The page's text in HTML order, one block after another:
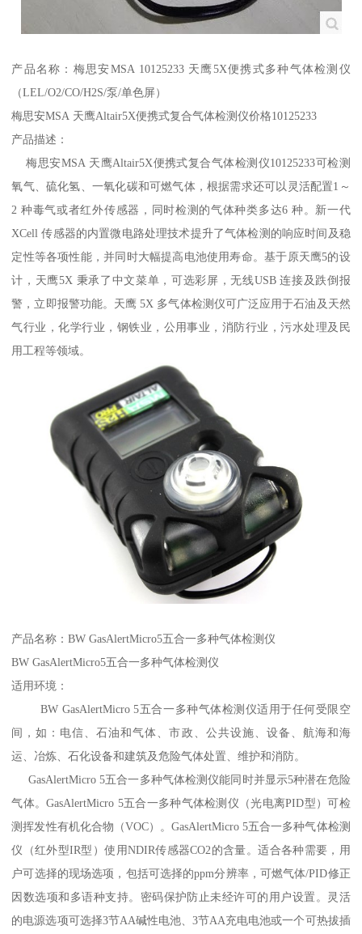
产品名称：梅思安MSA 10125233 天鹰5X便携式多种气体检测仪
（LEL/O2/CO/H2S/泵/单色屏）
梅思安MSA 天鹰Altair5X便携式复合气体检测仪价格10125233
产品描述：
梅思安MSA 天鹰Altair5X便携式复合气体检测仪10125233可检测
氧气、硫化氢、一氧化碳和可燃气体，根据需求还可以灵活配置1～
2 种毒气或者红外传感器，同时检测的气体种类多达6 种。新一代
XCell 传感器的内置微电路处理技术提升了气体检测的响应时间及稳
定性等各项性能，并同时大幅提高电池使用寿命。基于原天鹰5的设
计，天鹰5X 秉承了中文菜单，可选彩屏，无线USB 连接及跌倒报
警，立即报警功能。天鹰 5X 多气体检测仪可广泛应用于石油及天然
气行业，化学行业，钢铁业，公用事业，消防行业，污水处理及民
用工程等领域。
产品名称：BW GasAlertMicro5五合一多种气体检测仪
BW GasAlertMicro5五合一多种气体检测仪
适用环境：
BW GasAlertMicro 5五合一多种气体检测仪适用于任何受限空
间，如：电信、石油和气体、市政、公共设施、设备、航海和海
运、冶炼、石化设备和建筑及危险气体处置、维护和消防。
GasAlertMicro 5五合一多种气体检测仪能同时并显示5种潜在危险
气体。GasAlertMicro 5五合一多种气体检测仪（光电离PID型）可检
测挥发性有机化合物（VOC）。GasAlertMicro 5五合一多种气体检测
仪（红外型IR型）使用NDIR传感器CO2的含量。适合各种需要，用
户可选择的现场选项，包括可选择的ppm分辨率，可燃气体/PID修正
因数选项和多语种支持。密码保护防止未经许可的用户设置。灵活
的电源选项可选择3节AA碱性电池、3节AA充电电池或一个可热拔插